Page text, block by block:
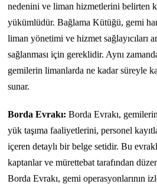
nedenini ve liman hizmetlerini belirten
yükümlüdür. Bağlama Kütüğü, gemi
liman yönetimi ve hizmet sağlayıcıları
sağlanması için gereklidir. Aynı
gemilerin limanlarda ne kadar süreyle
sunar.
Borda Evrakı: Borda Evrakı,
yük taşıma faaliyetlerini, personel
içeren detaylı bir belge setidir. Bu
kaptanlar ve mürettebat tarafından
Borda Evrakı, gemi operasyonlarının